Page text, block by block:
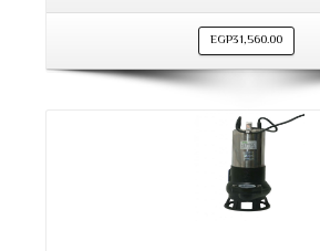
EGP31,560.00